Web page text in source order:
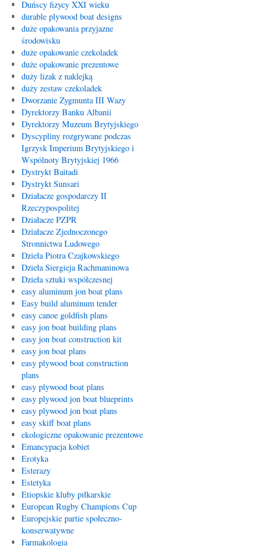
Duńscy fizycy XXI wieku
durable plywood boat designs
duże opakowania przyjazne
środowisku
duże opakowanie czekoladek
duże opakowanie prezentowe
duży lizak z naklejką
duży zestaw czekoladek
Dworzanie Zygmunta III Wazy
Dyrektorzy Banku Albanii
Dyrektorzy Muzeum Brytyjskiego
Dyscypliny rozgrywane podczas
Igrzysk Imperium Brytyjskiego i
Wspólnoty Brytyjskiej 1966
Dystrykt Baitadi
Dystrykt Sunsari
Działacze gospodarczy II
Rzeczypospolitej
Działacze PZPR
Działacze Zjednoczonego
Stronnictwa Ludowego
Dzieła Piotra Czajkowskiego
Dzieła Siergieja Rachmaninowa
Dzieła sztuki współczesnej
easy aluminum jon boat plans
Easy build aluminum tender
easy canoe goldfish plans
easy jon boat building plans
easy jon boat construction kit
easy jon boat plans
easy plywood boat construction
plans
easy plywood boat plans
easy plywood jon boat blueprints
easy plywood jon boat plans
easy skiff boat plans
ekologiczne opakowanie prezentowe
Emancypacja kobiet
Erotyka
Esterazy
Estetyka
Etiopskie kluby piłkarskie
European Rugby Champions Cup
Europejskie partie społeczno-
konserwatywne
Farmakologia